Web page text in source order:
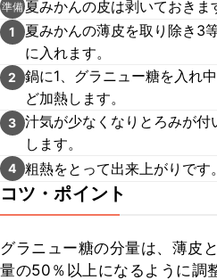
準備 夏みかんの皮は剥いておきま
1
夏みかんの薄皮を取り除き3
に入れます。
2
鍋に1、グラニュー糖を入れ
ど加熱します。
3 汁気が少なくなりとろみが
します。
4 粗熱をとって出来上がりです。
コツ・ポイント
グラニュー糖の分量は、薄皮
量の50％以上になるように調